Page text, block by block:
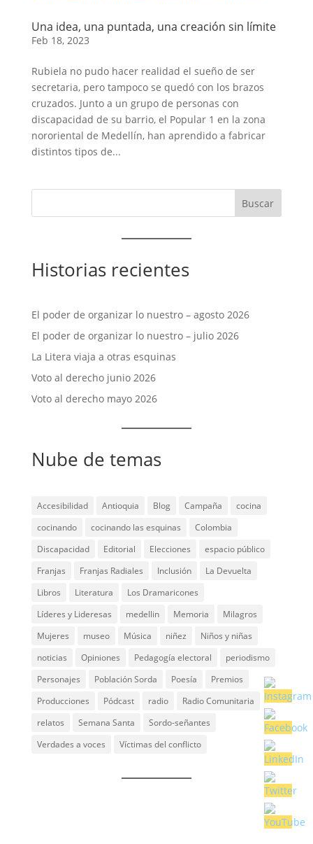
Una idea, una puntada, una creación sin límite
Feb 18, 2023
Rubiela no pudo hacer realidad el sueño de ser
secretaria, pero tampoco se quedó con los brazos
cruzados. Junto a un grupo de personas con
discapacidad de su barrio, el Popular 1 en la zona
nororiental de Medellín, han aprendido a fabricar
distintos tipos de...
Historias recientes
El poder de organizar lo nuestro – agosto 2026
El poder de organizar lo nuestro – julio 2026
La Litera viaja a otras esquinas
Voto al derecho junio 2026
Voto al derecho mayo 2026
Nube de temas
Accesibilidad Antioquia Blog Campaña
cocina
cocinando
cocinando las esquinas
Colombia
Discapacidad
Editorial Elecciones
espacio público
Franjas
Franjas Radiales Inclusión
La Devuelta
Libros
Literatura
Los Dramaricones
Líderes y Lideresas
medellin Memoria
Milagros
Mujeres
museo Música niñez
Niños y niñas
noticias
Opiniones Pedagogía electoral
periodismo
Personajes
Población Sorda Poesía
Premios
Producciones
Pódcast radio
Radio Comunitaria
relatos
Semana Santa
Sordo-señantes
Verdades a voces
Víctimas del conflicto